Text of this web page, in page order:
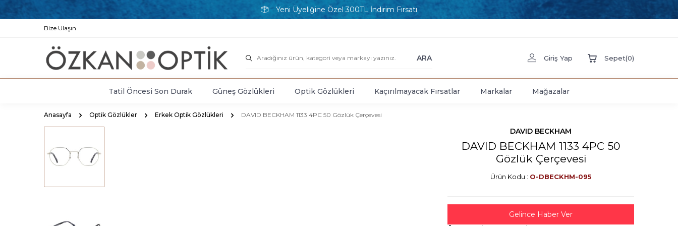
Yeni Üyeliğine Özel 300TL İndirim Fırsatı
Bize Ulaşın
ARA Giriş Yap Sepet(0)
Tatil Öncesi Son Durak Güneş Gözlükleri Optik Gözlükleri Kaçırılmayacak Fırsatlar Markalar Mağazalar
Anasayfa Optik Gözlükler Erkek Optik Gözlükleri DAVID BECKHAM 1133 4PC 50 Gözlük Çerçevesi
DAVID BECKHAM
DAVID BECKHAM 1133 4PC 50
Gözlük Çerçevesi
Ürün Kodu : O-DBECKHM-095
Gelince Haber Ver